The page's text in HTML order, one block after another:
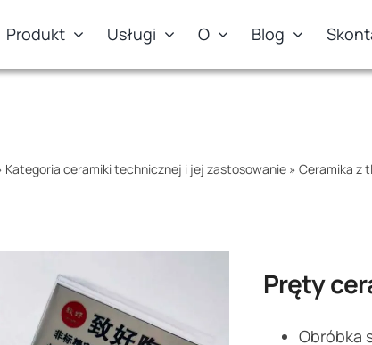
Produkt Usługi O Blog
Kategoria ceramiki technicznej i jej zastosowanie »Ceramika z
Pręty
Obróbka